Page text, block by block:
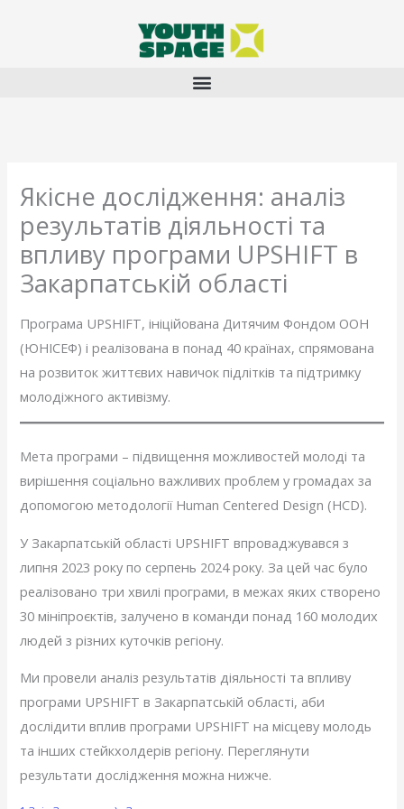
Якісне дослідження: аналіз
результатів діяльності та
впливу програми UPSHIFT в
Закарпатській області
Програма UPSHIFT, ініційована Дитячим Фондом ООН
(ЮНІСЕФ) і реалізована в понад 40 країнах, спрямована
на розвиток життєвих навичок підлітків та підтримку
молодіжного активізму.
Мета програми – підвищення можливостей молоді та
вирішення соціально важливих проблем у громадах за
допомогою методології Human Centered Design (HCD).
У Закарпатській області UPSHIFT впроваджувався з
липня 2023 року по серпень 2024 року. За цей час було
реалізовано три хвилі програми, в межах яких створено
30 мініпроєктів, залучено в команди понад 160 молодих
людей з різних куточків регіону.
Ми провели аналіз результатів діяльності та впливу
програми UPSHIFT в Закарпатській області, аби
дослідити вплив програми UPSHIFT на місцеву молодь
та інших стейкхолдерів регіону. Переглянути
результати дослідження можна нижче.